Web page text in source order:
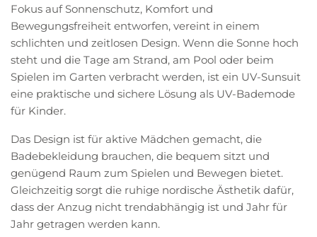
Fokus auf Sonnenschutz, Komfort und
Bewegungsfreiheit entworfen, vereint in einem
schlichten und zeitlosen Design. Wenn die Sonne hoch
steht und die Tage am Strand, am Pool oder beim
Spielen im Garten verbracht werden, ist ein UV-Sunsuit
eine praktische und sichere Lösung als UV-Bademode
für Kinder.
Das Design ist für aktive Mädchen gemacht, die
Badebekleidung brauchen, die bequem sitzt und
genügend Raum zum Spielen und Bewegen bietet.
Gleichzeitig sorgt die ruhige nordische Ästhetik dafür,
dass der Anzug nicht trendabhängig ist und Jahr für
Jahr getragen werden kann.